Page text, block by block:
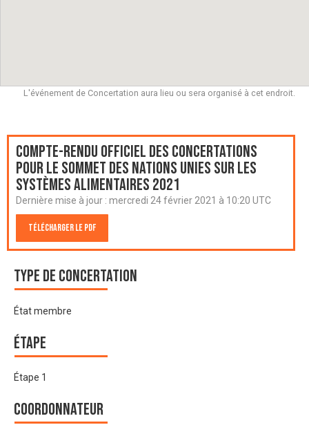
L'événement de Concertation aura lieu ou sera organisé à cet endroit.
Compte-rendu officiel des Concertations
pour le Sommet des Nations Unies sur les
systèmes alimentaires 2021
Dernière mise à jour : mercredi 24 février 2021 à 10:20 UTC
Télécharger le PDF
Type de Concertation
État membre
Étape
Étape 1
Coordonnateur